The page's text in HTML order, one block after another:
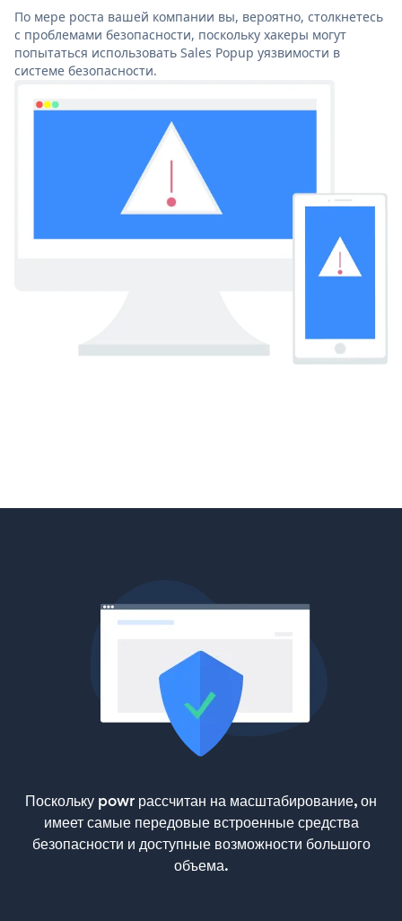
По мере роста вашей компании вы, вероятно, столкнетесь
с проблемами безопасности, поскольку хакеры могут
попытаться использовать Sales Popup уязвимости в
системе безопасности.
Поскольку powr рассчитан на масштабирование, он
имеет самые передовые встроенные средства
безопасности и доступные возможности большого
объема.